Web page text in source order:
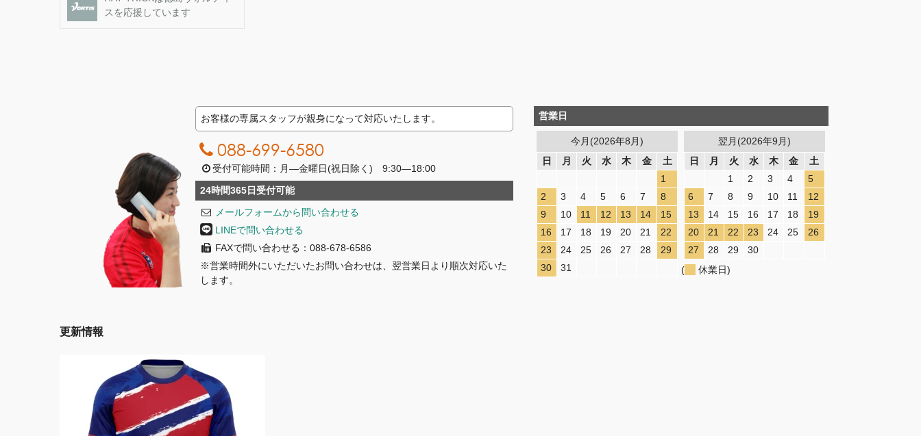
スを応援しています
お客様の専属スタッフが親身になって対応いたします。
088-699-6580
受付可能時間：月―金曜日(祝日除く) 9:30―18:00
24時間365日受付可能
メールフォームから問い合わせる
LINEで問い合わせる
FAXで問い合わせる：088-678-6586
※営業時間外にいただいたお問い合わせは、翌営業日より順次対応いた
します。
営業日
今月(2026年8月)
日
月 火 水 木 金
土
1
2
3 4 5 6 7
8
9
10 11 12 13 14
15
16
17 18 19 20 21
22
23
24 25 26 27 28
29
30
31
翌月(2026年9月)
日
月 火 水 木 金
土
1
2 3 4
5
6
7 8 9 10 11
12
13
14 15 16 17 18
19
20
21 22 23 24 25
26
27
28 29
30
(
休業日)
更新情報